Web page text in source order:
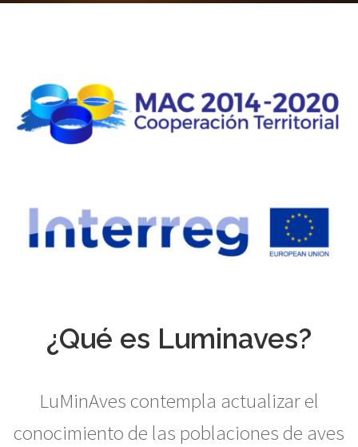
¿Qué es Luminaves?
LuMinAves contempla actualizar el
conocimiento de las poblaciones de aves